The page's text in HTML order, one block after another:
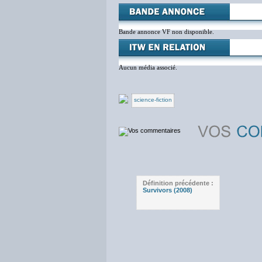
Bande annonce VF non disponible.
Aucun média associé.
science-fiction
Définition précédente :
Survivors (2008)